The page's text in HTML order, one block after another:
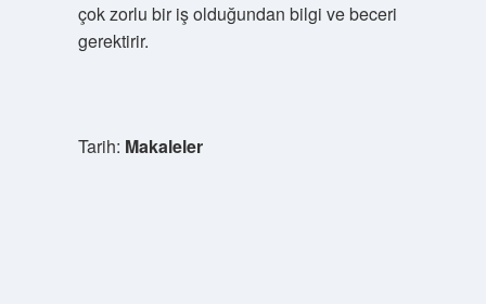
çok zorlu bir iş olduğundan bilgi ve beceri
gerektirir.
Tarih: Makaleler